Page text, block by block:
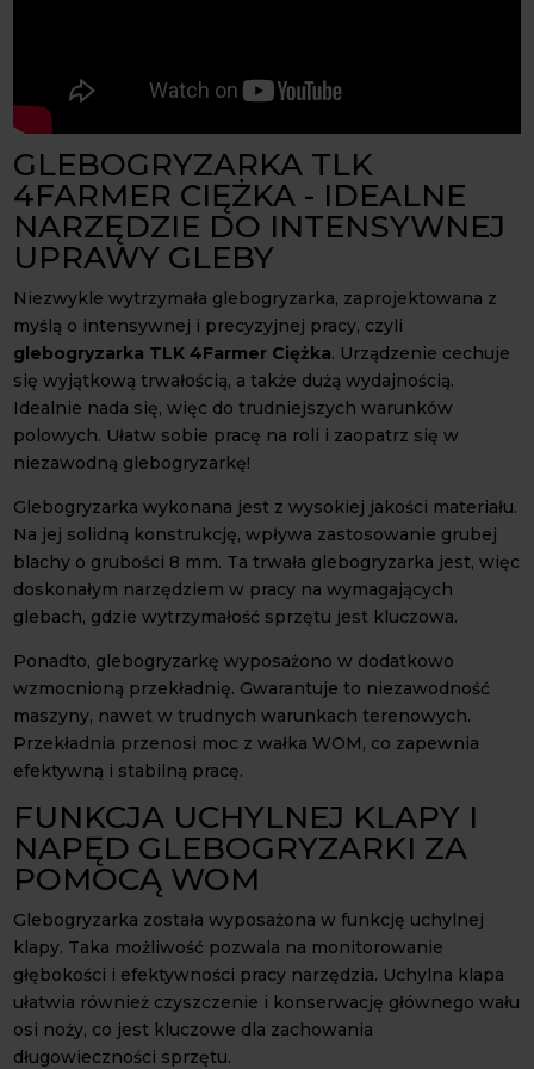
GLEBOGRYZARKA TLK
4FARMER CIĘŻKA - IDEALNE
NARZĘDZIE DO INTENSYWNEJ
UPRAWY GLEBY
Niezwykle wytrzymała glebogryzarka, zaprojektowana z
myślą o intensywnej i precyzyjnej pracy, czyli
glebogryzarka TLK 4Farmer Ciężka. Urządzenie cechuje
się wyjątkową trwałością, a także dużą wydajnością.
Idealnie nada się, więc do trudniejszych warunków
polowych. Ułatw sobie pracę na roli i zaopatrz się w
niezawodną glebogryzarkę!
Glebogryzarka wykonana jest z wysokiej jakości materiału.
Na jej solidną konstrukcję, wpływa zastosowanie grubej
blachy o grubości 8 mm. Ta trwała glebogryzarka jest, więc
doskonałym narzędziem w pracy na wymagających
glebach, gdzie wytrzymałość sprzętu jest kluczowa.
Ponadto, glebogryzarkę wyposażono w dodatkowo
wzmocnioną przekładnię. Gwarantuje to niezawodność
maszyny, nawet w trudnych warunkach terenowych.
Przekładnia przenosi moc z wałka WOM, co zapewnia
efektywną i stabilną pracę.
FUNKCJA UCHYLNEJ KLAPY I
NAPĘD GLEBOGRYZARKI ZA
POMOCĄ WOM
Glebogryzarka została wyposażona w funkcję uchylnej
klapy. Taka możliwość pozwala na monitorowanie
głębokości i efektywności pracy narzędzia. Uchylna klapa
ułatwia również czyszczenie i konserwację głównego wału
osi noży, co jest kluczowe dla zachowania
długowieczności sprzętu.